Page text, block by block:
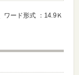
ワード形式 ：14.9Ｋ